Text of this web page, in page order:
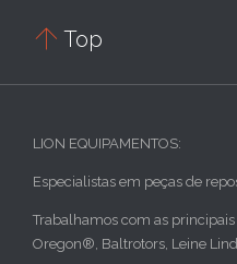
 Top
LION EQUIPAMENTOS:
Especialistas em peças de
Trabalhamos com as
Oregon®, Baltrotors, Leine